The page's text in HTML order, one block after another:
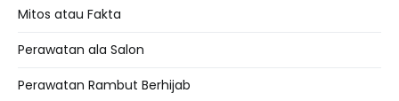
Mitos atau Fakta
Perawatan ala Salon
Perawatan Rambut Berhijab